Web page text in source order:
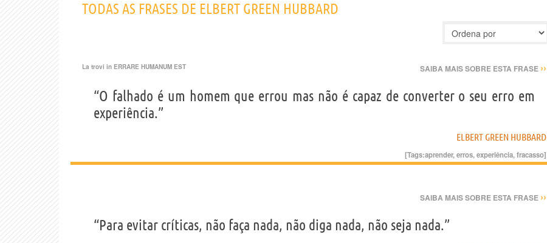
TODAS AS FRASES DE ELBERT GREEN HUBBARD
La trovi in ERRARE HUMANUM EST SAIBA MAIS SOBRE ESTA FRASE ››
“O falhado é um homem que errou mas não é capaz de converter o seu erro em
experiência.”
ELBERT GREEN HUBBARD
[Tags:aprender,erros,experiência,fracasso]
SAIBA MAIS SOBRE ESTA FRASE ››
“Para evitar críticas, não faça nada, não diga nada, não seja nada.”